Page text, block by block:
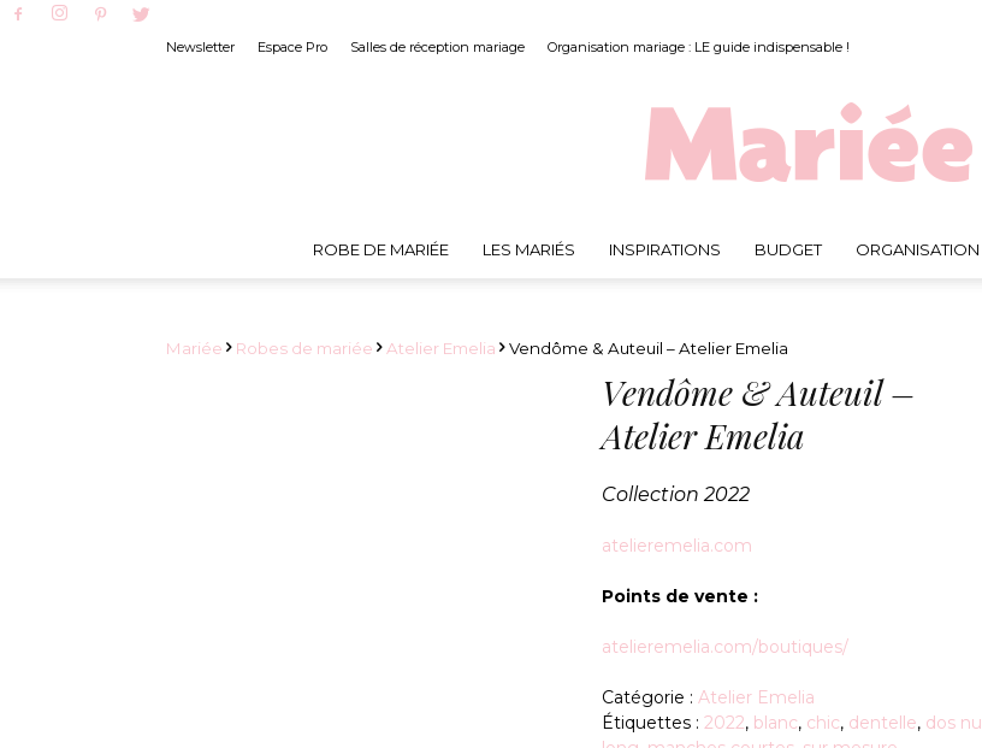
Newsletter Espace Pro Salles de réception mariage Organisation mariage : LE guide indispensable !
ROBE DE MARIÉE LES MARIÉS INSPIRATIONS BUDGET ORGANISATION
Mariée Robes de mariée Atelier Emelia Vendôme & Auteuil – Atelier Emelia
Vendôme & Auteuil –
Atelier Emelia
Collection 2022
atelieremelia.com
Points de vente :
atelieremelia.com/boutiques/
Catégorie : Atelier Emelia
Étiquettes : 2022, blanc, chic, dentelle, dos nu